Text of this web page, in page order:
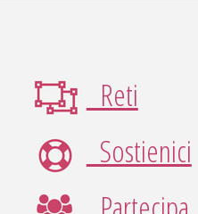
Reti
Sostienici